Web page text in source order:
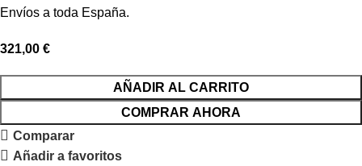
Envíos a toda España.
321,00 €
AÑADIR AL CARRITO
COMPRAR AHORA
Comparar
Añadir a favoritos